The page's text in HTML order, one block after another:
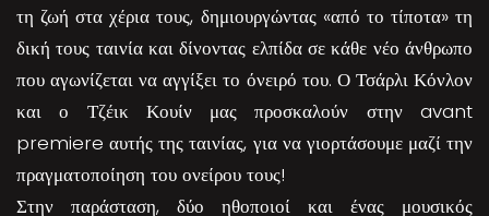
τη ζωή στα χέρια τους, δημιουργώντας «από το τίποτα» τη
δική τους ταινία και δίνοντας ελπίδα σε κάθε νέο άνθρωπο
που αγωνίζεται να αγγίξει το όνειρό του. Ο Τσάρλι Κόνλον
και ο Τζέικ Κουίν μας προσκαλούν στην avant
premiere αυτής της ταινίας, για να γιορτάσουμε μαζί την
πραγματοποίηση του ονείρου τους!
Στην παράσταση, δύο ηθοποιοί και ένας μουσικός